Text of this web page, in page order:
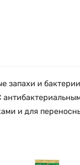
запахи и
и для